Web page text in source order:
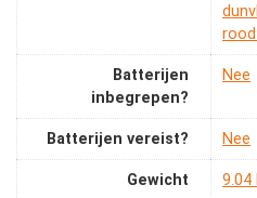
Batterijen
inbegrepen?
‎Nee
Batterijen vereist? ‎Nee
Gewicht ‎9.04